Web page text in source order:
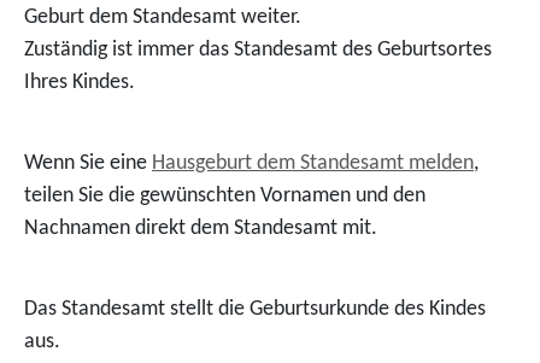
Geburt dem Standesamt weiter.
Zuständig ist immer das Standesamt des Geburtsortes
Ihres Kindes.
Wenn Sie eine Hausgeburt dem Standesamt melden,
teilen Sie die gewünschten Vornamen und den
Nachnamen direkt dem Standesamt mit.
Das Standesamt stellt die Geburtsurkunde des Kindes
aus.